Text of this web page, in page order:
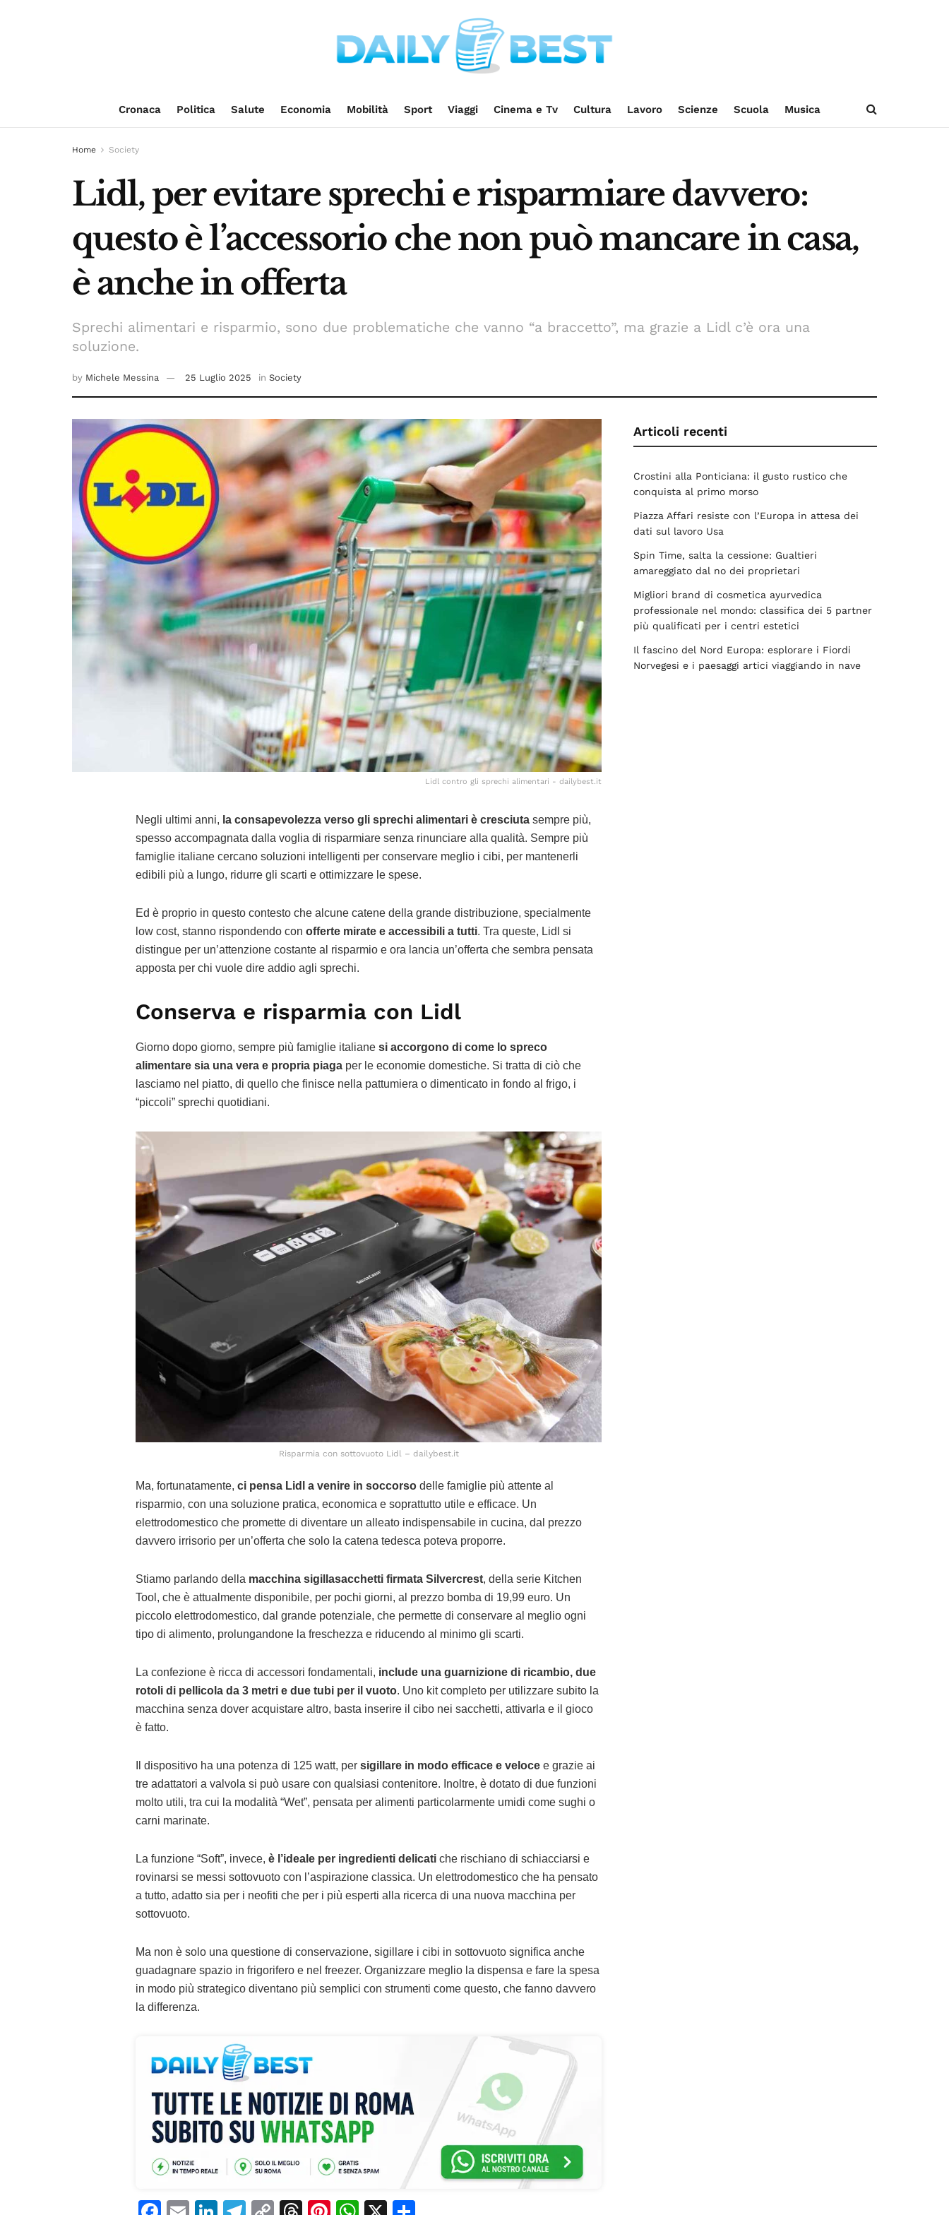
Cronaca Politica Salute Economia Mobilità Sport Viaggi Cinema e Tv Cultura Lavoro Scienze Scuola Musica
Home Society
Lidl, per evitare sprechi e risparmiare davvero:
questo è l’accessorio che non può mancare in casa,
è anche in offerta
Sprechi alimentari e risparmio, sono due problematiche che vanno “a braccetto”, ma grazie a Lidl c’è ora una
soluzione.
by Michele Messina 25 Luglio 2025 in Society
Lidl contro gli sprechi alimentari - dailybest.it
Negli ultimi anni, la consapevolezza verso gli sprechi alimentari è cresciuta sempre più,
spesso accompagnata dalla voglia di risparmiare senza rinunciare alla qualità. Sempre più
famiglie italiane cercano soluzioni intelligenti per conservare meglio i cibi, per mantenerli
edibili più a lungo, ridurre gli scarti e ottimizzare le spese.
Ed è proprio in questo contesto che alcune catene della grande distribuzione, specialmente
low cost, stanno rispondendo con offerte mirate e accessibili a tutti. Tra queste, Lidl si
distingue per un’attenzione costante al risparmio e ora lancia un’offerta che sembra pensata
apposta per chi vuole dire addio agli sprechi.
Conserva e risparmia con Lidl
Giorno dopo giorno, sempre più famiglie italiane si accorgono di come lo spreco
alimentare sia una vera e propria piaga per le economie domestiche. Si tratta di ciò che
lasciamo nel piatto, di quello che finisce nella pattumiera o dimenticato in fondo al frigo, i
“piccoli” sprechi quotidiani.
Risparmia con sottovuoto Lidl – dailybest.it
Ma, fortunatamente, ci pensa Lidl a venire in soccorso delle famiglie più attente al
risparmio, con una soluzione pratica, economica e soprattutto utile e efficace. Un
elettrodomestico che promette di diventare un alleato indispensabile in cucina, dal prezzo
davvero irrisorio per un’offerta che solo la catena tedesca poteva proporre.
Stiamo parlando della macchina sigillasacchetti firmata Silvercrest, della serie Kitchen
Tool, che è attualmente disponibile, per pochi giorni, al prezzo bomba di 19,99 euro. Un
piccolo elettrodomestico, dal grande potenziale, che permette di conservare al meglio ogni
tipo di alimento, prolungandone la freschezza e riducendo al minimo gli scarti.
La confezione è ricca di accessori fondamentali, include una guarnizione di ricambio, due
rotoli di pellicola da 3 metri e due tubi per il vuoto. Uno kit completo per utilizzare subito la
macchina senza dover acquistare altro, basta inserire il cibo nei sacchetti, attivarla e il gioco
è fatto.
Il dispositivo ha una potenza di 125 watt, per sigillare in modo efficace e veloce e grazie ai
tre adattatori a valvola si può usare con qualsiasi contenitore. Inoltre, è dotato di due funzioni
molto utili, tra cui la modalità “Wet”, pensata per alimenti particolarmente umidi come sughi o
carni marinate.
La funzione “Soft”, invece, è l’ideale per ingredienti delicati che rischiano di schiacciarsi e
rovinarsi se messi sottovuoto con l’aspirazione classica. Un elettrodomestico che ha pensato
a tutto, adatto sia per i neofiti che per i più esperti alla ricerca di una nuova macchina per
sottovuoto.
Ma non è solo una questione di conservazione, sigillare i cibi in sottovuoto significa anche
guadagnare spazio in frigorifero e nel freezer. Organizzare meglio la dispensa e fare la spesa
in modo più strategico diventano più semplici con strumenti come questo, che fanno davvero
la differenza.
Articoli recenti
Crostini alla Ponticiana: il gusto rustico che
conquista al primo morso
Piazza Affari resiste con l’Europa in attesa dei
dati sul lavoro Usa
Spin Time, salta la cessione: Gualtieri
amareggiato dal no dei proprietari
Migliori brand di cosmetica ayurvedica
professionale nel mondo: classifica dei 5 partner
più qualificati per i centri estetici
Il fascino del Nord Europa: esplorare i Fiordi
Norvegesi e i paesaggi artici viaggiando in nave